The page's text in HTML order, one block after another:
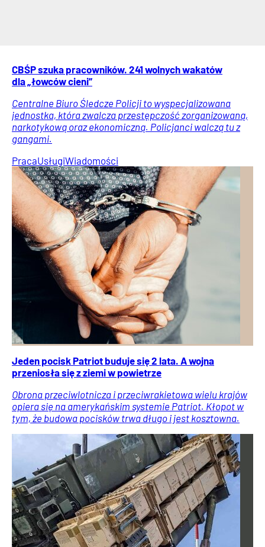
CBŚP szuka pracowników. 241 wolnych wakatów
dla „łowców cieni”
Centralne Biuro Śledcze Policji to wyspecjalizowana
jednostka, która zwalcza przestępczość zorganizowaną,
narkotykową oraz ekonomiczną. Policjanci walczą tu z
gangami.
PracaUsługiWiadomości
Jeden pocisk Patriot buduje się 2 lata. A wojna
przeniosła się z ziemi w powietrze
Obrona przeciwlotnicza i przeciwrakietowa wielu krajów
opiera się na amerykańskim systemie Patriot. Kłopot w
tym, że budowa pocisków trwa długo i jest kosztowna.